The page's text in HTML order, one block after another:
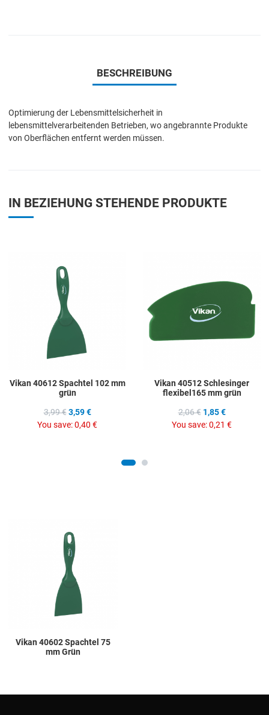
BESCHREIBUNG
Optimierung der Lebensmittelsicherheit in
lebensmittelverarbeitenden Betrieben, wo angebrannte Produkte
von Oberflächen entfernt werden müssen.
IN BEZIEHUNG STEHENDE PRODUKTE
Add to Compare
Quick View
Vikan 40612 Spachtel 102 mm
grün
3,99 € 3,59 €
You save:0,40 €
Vikan 40512 Schlesinger
flexibel165 mm grün
2,06 € 1,85 €
You save:0,21 €
Vikan 40602 Spachtel 75
mm Grün